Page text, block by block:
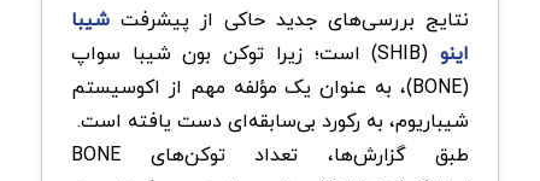
نتایج بررسی‌های جدید حاکی از پیشرفت شیبا
اینو
(SHIB) است؛ زیرا توکن بون شیبا سواپ
(BONE)، به عنوان یک مؤلفه مهم از اکوسیستم
شیباریوم، به رکورد بی‌سابقه‌ای دست یافته است.
طبق گزارش‌ها، تعداد توکن‌های BONE